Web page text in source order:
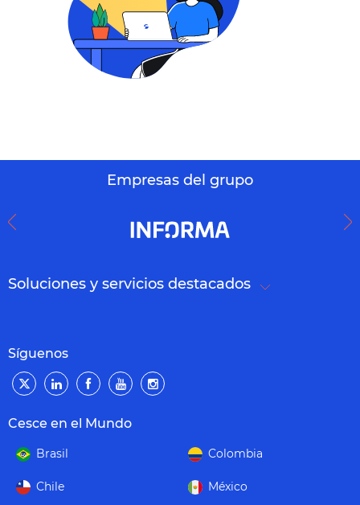
Empresas del grupo
Soluciones y servicios destacados
Síguenos
Cesce en el Mundo
Brasil Colombia
Chile México